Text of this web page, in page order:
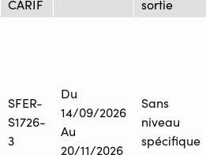
CARIF
sortie
SFER-
S1726-
3
Du
14/09/2026
Au
20/11/2026
Sans
niveau
spécifique